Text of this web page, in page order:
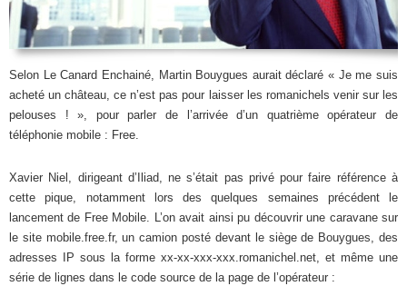
Selon Le Canard Enchainé, Martin Bouygues aurait déclaré « Je me suis
acheté un château, ce n’est pas pour laisser les romanichels venir sur les
pelouses ! », pour parler de l’arrivée d’un quatrième opérateur de
téléphonie mobile : Free.
Xavier Niel, dirigeant d’Iliad, ne s’était pas privé pour faire référence à
cette pique, notamment lors des quelques semaines précédent le
lancement de Free Mobile. L’on avait ainsi pu découvrir une caravane sur
le site mobile.free.fr, un camion posté devant le siège de Bouygues, des
adresses IP sous la forme xx-xx-xxx-xxx.romanichel.net, et même une
série de lignes dans le code source de la page de l’opérateur :